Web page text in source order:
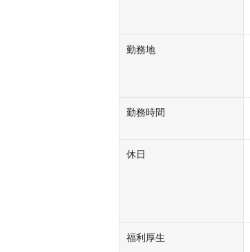
勤務地
勤務時間
休日
福利厚生